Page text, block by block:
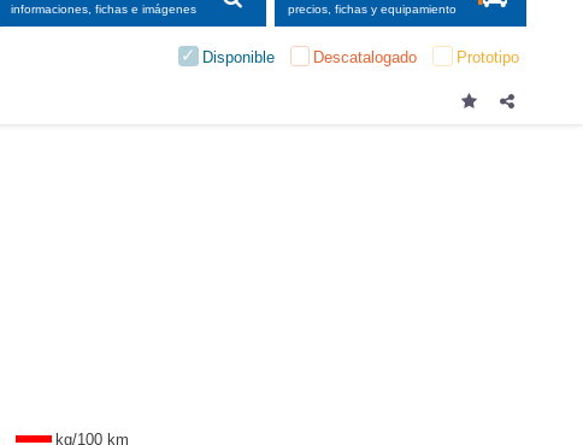
informaciones, fichas e imágenes precios, fichas y equipamiento
Disponible Descatalogado Prototipo
kg/100 km